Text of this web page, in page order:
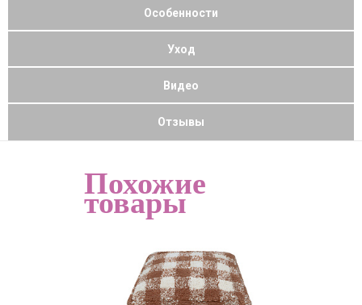
Особенности
Уход
Видео
Отзывы
Похожие
товары